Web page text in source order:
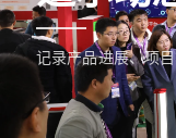
记录产品进展、项